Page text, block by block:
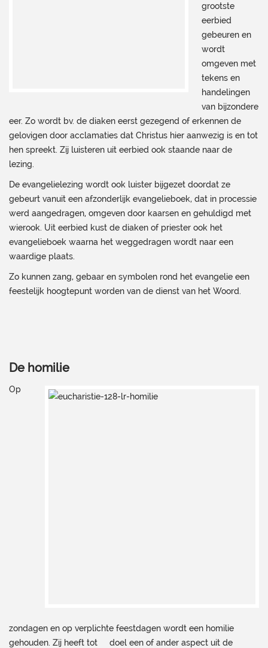
grootste
eerbied
gebeuren en
wordt
omgeven met
tekens en
handelingen
van bijzondere
eer. Zo wordt bv. de diaken eerst gezegend of erkennen de
gelovigen door acclamaties dat Christus hier aanwezig is en tot
hen spreekt. Zij luisteren uit eerbied ook staande naar de
lezing.
De evangelielezing wordt ook luister bijgezet doordat ze
gebeurt vanuit een afzonderlijk evangelieboek, dat in processie
werd aangedragen, omgeven door kaarsen en gehuldigd met
wierook. Uit eerbied kust de diaken of priester ook het
evangelieboek waarna het weggedragen wordt naar een
waardige plaats.
Zo kunnen zang, gebaar en symbolen rond het evangelie een
feestelijk hoogtepunt worden van de dienst van het Woord.
De homilie
Op
zondagen en op verplichte feestdagen wordt een homilie
gehouden. Zij heeft tot doel een of ander aspect uit de